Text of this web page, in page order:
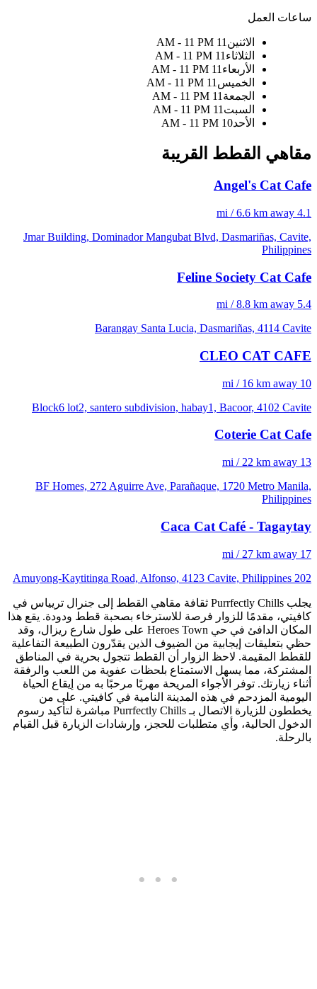
ساعات العمل
الاثنين 11 AM - 11 PM
الثلاثاء 11 AM - 11 PM
الأربعاء 11 AM - 11 PM
الخميس 11 AM - 11 PM
الجمعة 11 AM - 11 PM
السبت 11 AM - 11 PM
الأحد10 AM - 11 PM
مقاهي القطط القريبة
Angel's Cat Cafe
4.1 mi / 6.6 km away
Jmar Building, Dominador Mangubat Blvd, Dasmariñas, Cavite,
Philippines
Feline Society Cat Cafe
5.4 mi / 8.8 km away
Barangay Santa Lucia, Dasmariñas, 4114 Cavite
CLEO CAT CAFE
10 mi / 16 km away
Block6 lot2, santero subdivision, habay1, Bacoor, 4102 Cavite
Coterie Cat Cafe
13 mi / 22 km away
BF Homes, 272 Aguirre Ave, Parañaque, 1720 Metro Manila,
Philippines
Caca Cat Café - Tagaytay
17 mi / 27 km away
202 Amuyong-Kaytitinga Road, Alfonso, 4123 Cavite, Philippines
يجلب Purrfectly Chills ثقافة مقاهي القطط إلى جنرال تريياس في
كافيتي، مقدمًا للزوار فرصة للاسترخاء بصحبة قطط ودودة. يقع هذا
المكان الدافئ في حي Heroes Town على طول شارع ريزال، وقد
حظي بتعليقات إيجابية من الضيوف الذين يقدّرون الطبيعة التفاعلية
للقطط المقيمة. لاحظ الزوار أن القطط تتجول بحرية في المناطق
المشتركة، مما يسهل الاستمتاع بلحظات عفوية من اللعب والرفقة
أثناء زيارتك. توفر الأجواء المريحة مهربًا مرحبًا به من إيقاع الحياة
اليومية المزدحم في هذه المدينة النامية في كافيتي. على من
يخططون للزيارة الاتصال بـ Purrfectly Chills مباشرة لتأكيد رسوم
الدخول الحالية، وأي متطلبات للحجز، وإرشادات الزيارة قبل القيام
بالرحلة.